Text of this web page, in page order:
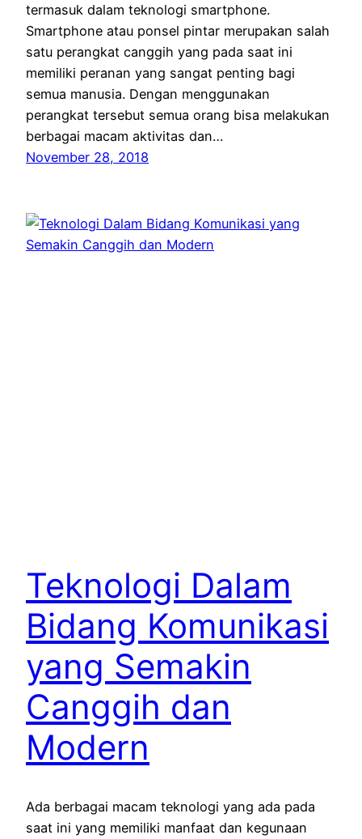
termasuk dalam teknologi smartphone.
Smartphone atau ponsel pintar merupakan salah
satu perangkat canggih yang pada saat ini
memiliki peranan yang sangat penting bagi
semua manusia. Dengan menggunakan
perangkat tersebut semua orang bisa melakukan
berbagai macam aktivitas dan…
November 28, 2018
Teknologi Dalam
Bidang Komunikasi
yang Semakin
Canggih dan
Modern
Ada berbagai macam teknologi yang ada pada
saat ini yang memiliki manfaat dan kegunaan